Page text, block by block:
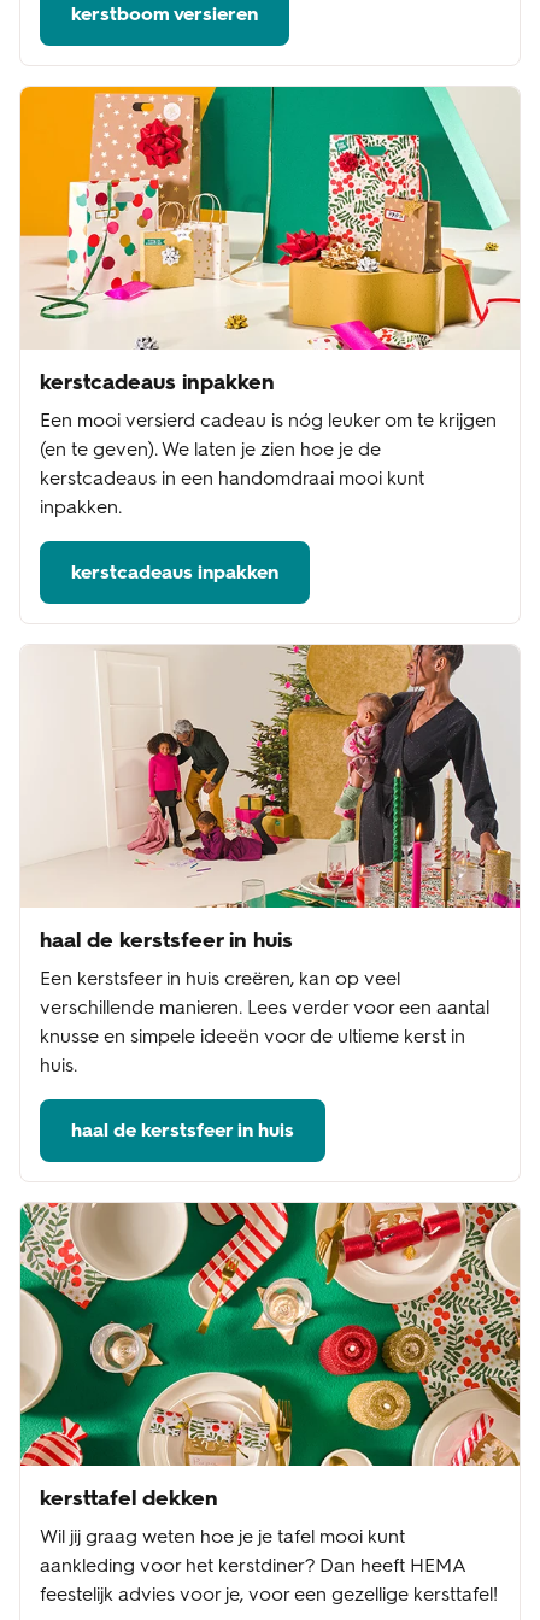
kerstboom versieren
kerstcadeaus inpakken
Een mooi versierd cadeau is nóg leuker om te krijgen
(en te geven). We laten je zien hoe je de
kerstcadeaus in een handomdraai mooi kunt
inpakken.
kerstcadeaus inpakken
haal de kerstsfeer in huis
Een kerstsfeer in huis creëren, kan op veel
verschillende manieren. Lees verder voor een aantal
knusse en simpele ideeën voor de ultieme kerst in
huis.
haal de kerstsfeer in huis
kersttafel dekken
Wil jij graag weten hoe je je tafel mooi kunt
aankleding voor het kerstdiner? Dan heeft HEMA
feestelijk advies voor je, voor een gezellige kersttafel!